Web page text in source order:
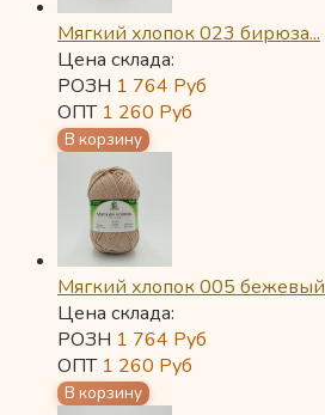
Мягкий хлопок 023 бирюза...
Цена склада:
РОЗН 1 764 Руб
ОПТ 1 260 Руб
Мягкий хлопок 005 бежевый
Цена склада:
РОЗН 1 764 Руб
ОПТ 1 260 Руб